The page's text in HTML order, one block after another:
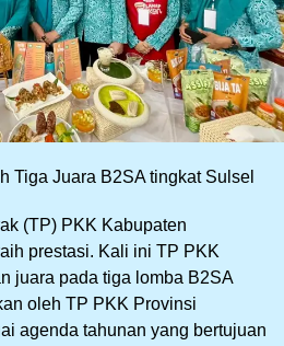
Tiga Juara B2SA tingkat Sulsel
(TP) PKK Kabupaten
prestasi. Kali ini TP PKK
juara pada tiga lomba B2SA
oleh TP PKK Provinsi
agenda tahunan yang bertujuan